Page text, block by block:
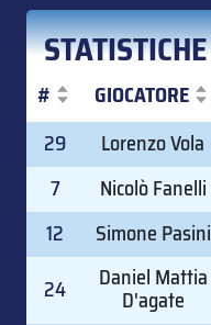
STATISTICHE
# GIOCATORE
#
GIOCATORE
29 Lorenzo Vola
7
Nicolò Fanelli
12
Simone Pasini
24
Daniel Mattia
D'agate